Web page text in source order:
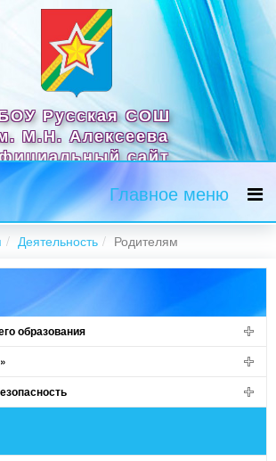
Русская СОШ
М.Н. Алексеева
сайт
Главное меню
Деятельность Родителям
образования